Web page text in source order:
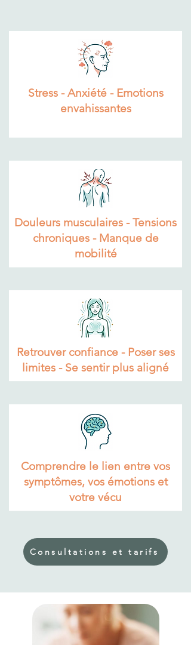
Stress - Anxiété - Emotions
envahissantes​​
Douleurs musculaires - Tensions
chroniques - Manque de
mobilité​
Retrouver confiance - Poser ses
limites - Se sentir plus aligné​
Comprendre le lien entre vos
symptômes, vos émotions et
votre vécu
Consultations et tarifs